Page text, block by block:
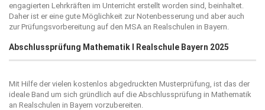
engagierten Lehrkräften im Unterricht erstellt worden sind, beinhaltet.
Daher ist er eine gute Möglichkeit zur Notenbesserung und aber auch
zur Prüfungsvorbereitung auf den MSA an Realschulen in Bayern.
Abschlussprüfung Mathematik I Realschule Bayern 2025
Mit Hilfe der vielen kostenlos abgedruckten Musterprüfung, ist das der
ideale Band um sich gründlich auf die Abschlussprüfung in Mathematik
an Realschulen in Bayern vorzubereiten.